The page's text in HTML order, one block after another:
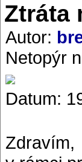
Ztráta
Autor:
Netopýr
Datum:
Zdravím,